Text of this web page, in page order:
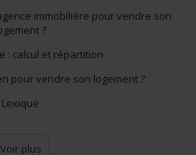
qui peuvent les combiner
de votre utilisation de leurs
immobilière pour vendre son
?
: calcul et répartition
pour vendre son logement ?
Lexique
Voir plus